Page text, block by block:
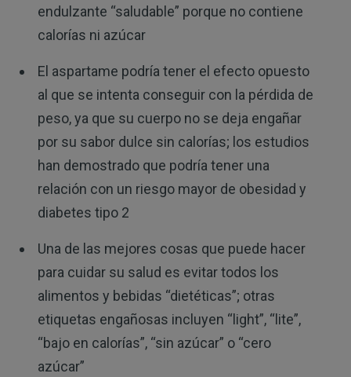
endulzante “saludable” porque no contiene
calorías ni azúcar
El aspartame podría tener el efecto opuesto
al que se intenta conseguir con la pérdida de
peso, ya que su cuerpo no se deja engañar
por su sabor dulce sin calorías; los estudios
han demostrado que podría tener una
relación con un riesgo mayor de obesidad y
diabetes tipo 2
Una de las mejores cosas que puede hacer
para cuidar su salud es evitar todos los
alimentos y bebidas “dietéticas”; otras
etiquetas engañosas incluyen “light”, “lite”,
“bajo en calorías”, “sin azúcar” o “cero
azúcar”